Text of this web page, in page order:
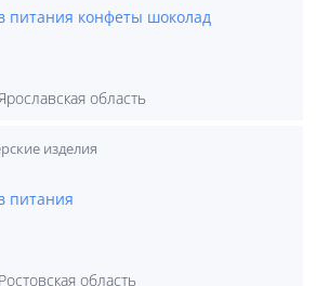
питания конфеты шоколад
область
изделия
питания
Ростовская область